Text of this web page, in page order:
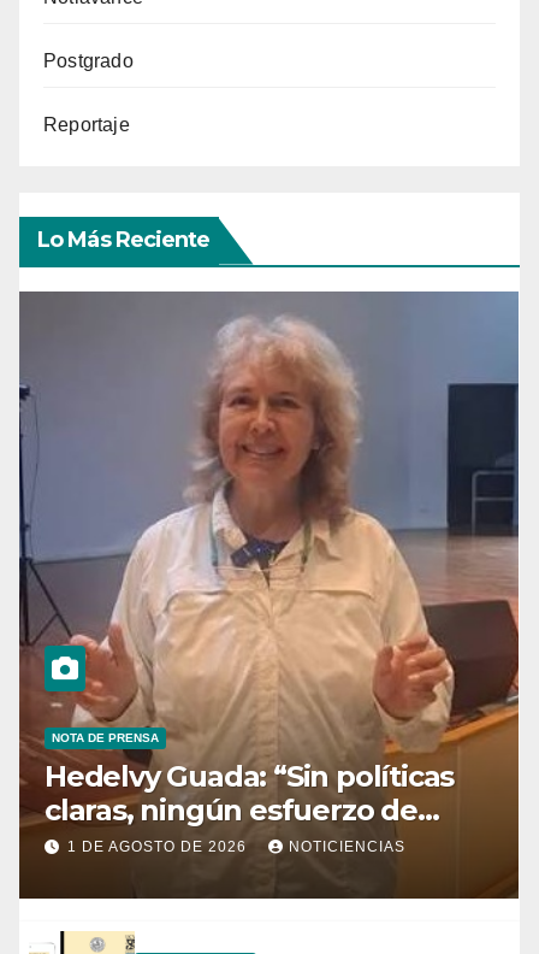
Postgrado
Reportaje
Lo Más Reciente
NOTA DE PRENSA
Hedelvy Guada: “Sin políticas
claras, ningún esfuerzo de
conservación rendirá frutos”
1 DE AGOSTO DE 2026 NOTICIENCIAS